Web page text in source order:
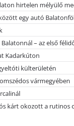
hirtelen mélyülő
egy autó
– az első
Kadarkúton
külterületén
vármegyében
kárt okozott a rutinos